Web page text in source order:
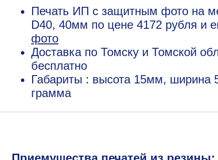
Печать ИП с защитным фото на
D40, 40мм по цене 4172 рубля и
фото
Доставка по Томску и Томской
бесплатно
Габариты : высота 15мм, ширина
грамма